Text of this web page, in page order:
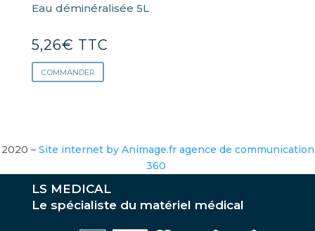
Eau déminéralisée 5L
5,26€ TTC
COMMANDER
2020 – Site internet by Animage.fr agence de communication
360
LS MEDICAL
Le spécialiste du matériel médical